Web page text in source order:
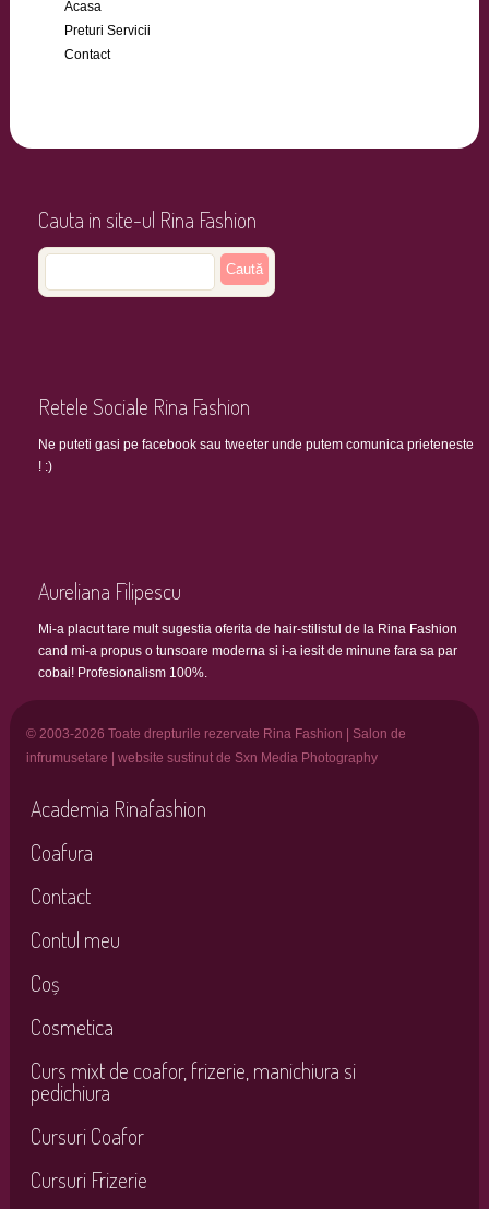
Acasa
Preturi Servicii
Contact
Cauta in site-ul Rina Fashion
Retele Sociale Rina Fashion
Ne puteti gasi pe facebook sau tweeter unde putem comunica prieteneste
! :)
Aureliana Filipescu
Mi-a placut tare mult sugestia oferita de hair-stilistul de la Rina Fashion
cand mi-a propus o tunsoare moderna si i-a iesit de minune fara sa par
cobai! Profesionalism 100%.
© 2003-2026 Toate drepturile rezervate Rina Fashion | Salon de
infrumusetare | website sustinut de Sxn Media Photography
Academia Rinafashion
Coafura
Contact
Contul meu
Coș
Cosmetica
Curs mixt de coafor, frizerie, manichiura si
pedichiura
Cursuri Coafor
Cursuri Frizerie